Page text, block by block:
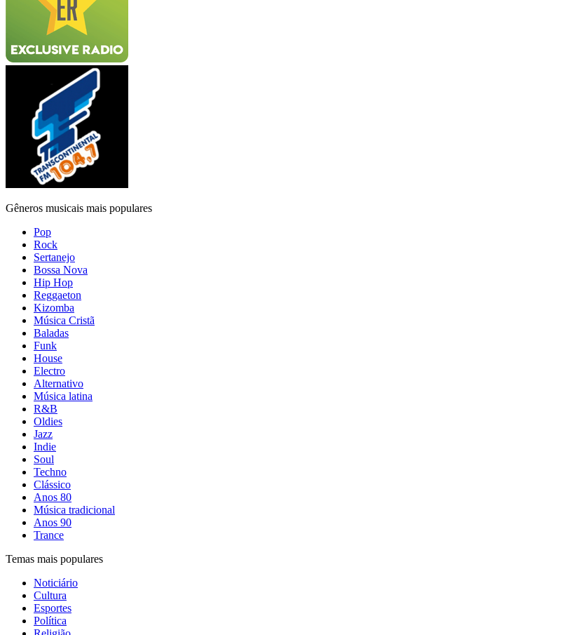
Gêneros musicais mais populares
Pop
Rock
Sertanejo
Bossa Nova
Hip Hop
Reggaeton
Kizomba
Música Cristã
Baladas
Funk
House
Electro
Alternativo
Música latina
R&B
Oldies
Jazz
Indie
Soul
Techno
Clássico
Anos 80
Música tradicional
Anos 90
Trance
Temas mais populares
Noticiário
Cultura
Esportes
Política